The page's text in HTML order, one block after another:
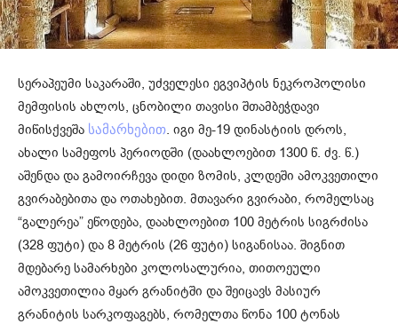
სერაპეუმი საკარაში, უძველესი ეგვიპტის ნეკროპოლისი
მემფისის ახლოს, ცნობილი თავისი შთამბეჭდავი
მიწისქვეშა სამარხებით. იგი მე-19 დინასტიის დროს,
ახალი სამეფოს პერიოდში (დაახლოებით 1300 წ. ძვ. წ.)
აშენდა და გამოირჩევა დიდი ზომის, კლდეში ამოკვეთილი
გვირაბებითა და ოთახებით. მთავარი გვირაბი, რომელსაც
“გალერეა” ეწოდება, დაახლოებით 100 მეტრის სიგრძისა
(328 ფუტი) და 8 მეტრის (26 ფუტი) სიგანისაა. შიგნით
მდებარე სამარხები კოლოსალურია, თითოეული
ამოკვეთილია მყარ გრანიტში და შეიცავს მასიურ
გრანიტის სარკოფაგებს, რომელთა წონა 100 ტონას